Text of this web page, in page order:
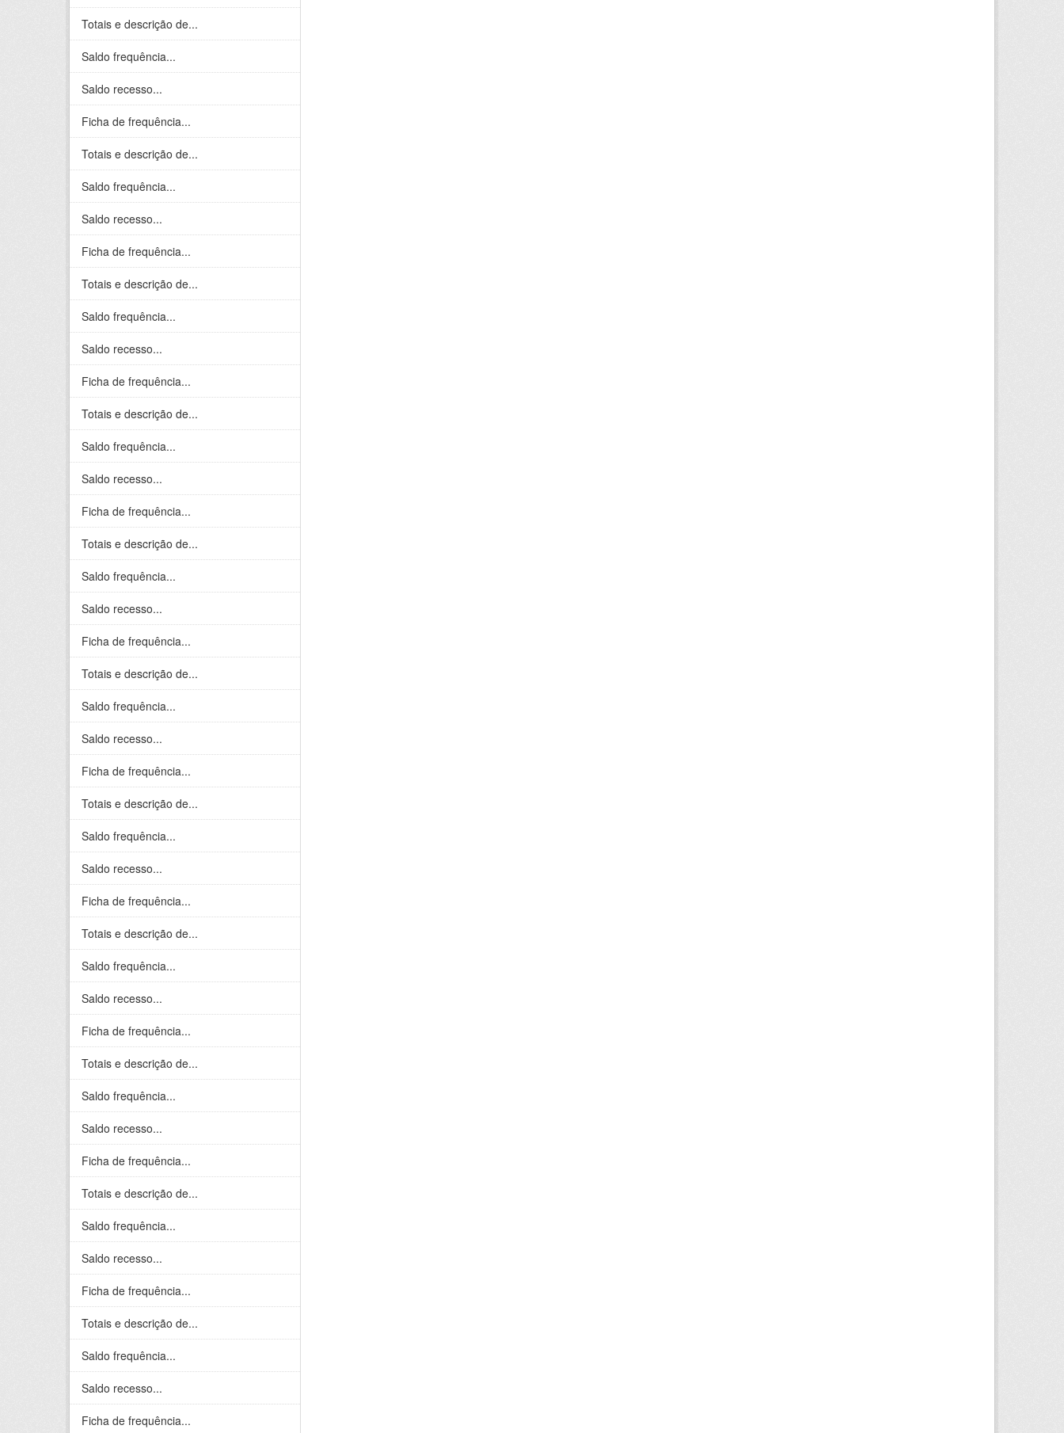
Totais e descrição de...
Saldo frequência...
Saldo recesso...
Ficha de frequência...
Totais e descrição de...
Saldo frequência...
Saldo recesso...
Ficha de frequência...
Totais e descrição de...
Saldo frequência...
Saldo recesso...
Ficha de frequência...
Totais e descrição de...
Saldo frequência...
Saldo recesso...
Ficha de frequência...
Totais e descrição de...
Saldo frequência...
Saldo recesso...
Ficha de frequência...
Totais e descrição de...
Saldo frequência...
Saldo recesso...
Ficha de frequência...
Totais e descrição de...
Saldo frequência...
Saldo recesso...
Ficha de frequência...
Totais e descrição de...
Saldo frequência...
Saldo recesso...
Ficha de frequência...
Totais e descrição de...
Saldo frequência...
Saldo recesso...
Ficha de frequência...
Totais e descrição de...
Saldo frequência...
Saldo recesso...
Ficha de frequência...
Totais e descrição de...
Saldo frequência...
Saldo recesso...
Ficha de frequência...